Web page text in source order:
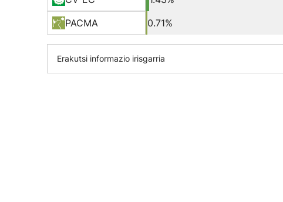
PACMA
0.71%
Erakutsi informazio irisgarria